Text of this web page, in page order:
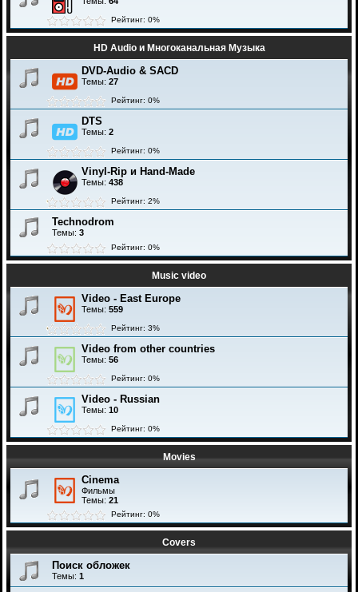
Рейтинг: 0%
HD Audio и Многоканальная Музыка
DVD-Audio & SACD
Темы: 27
Рейтинг: 0%
DTS
Темы: 2
Рейтинг: 0%
Vinyl-Rip и Hand-Made
Темы: 438
Рейтинг: 2%
Technodrom
Темы: 3
Рейтинг: 0%
Music video
Video - East Europe
Темы: 559
Рейтинг: 3%
Video from other countries
Темы: 56
Рейтинг: 0%
Video - Russian
Темы: 10
Рейтинг: 0%
Movies
Cinema
Фильмы
Темы: 21
Рейтинг: 0%
Covers
Поиск обложек
Темы: 1